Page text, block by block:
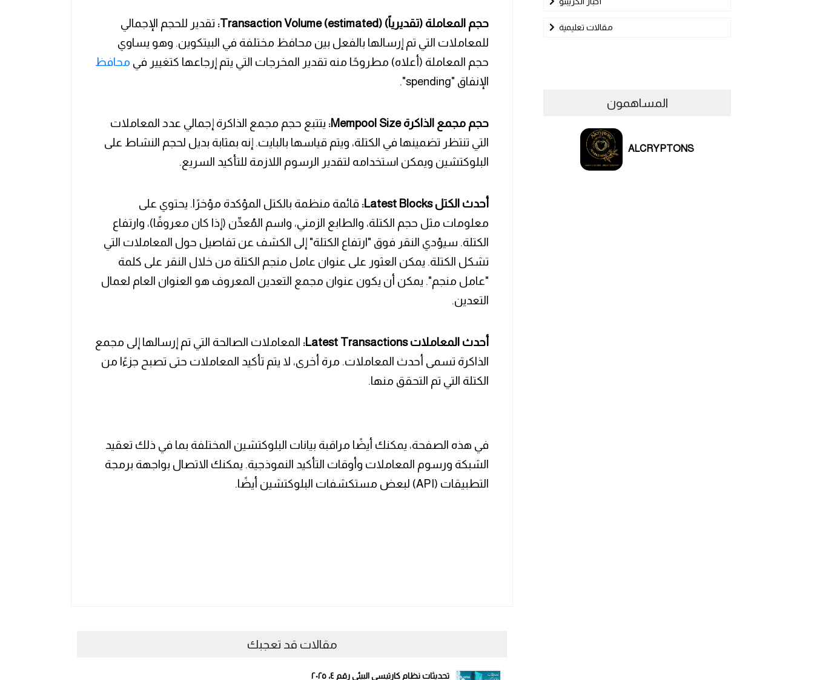
حجم المعاملة (تقديرياً) Transaction Volume (estimated):
تقدير للحجم الإجمالي
للمعاملات التي تم إرسالها بالفعل بين محافظ مختلفة في البيتكوين. وهو يساوي
حجم المعاملة (أعلاه) مطروحًا منه تقدير المخرجات التي يتم إرجاعها كتغيير في محافظ
الإنفاق "spending".
حجم مجمع الذاكرة Mempool Size:
يتتبع حجم مجمع الذاكرة إجمالي عدد المعاملات
التي تنتظر تضمينها في الكتلة، ويتم قياسها بالبايت. إنه بمثابة بديل لحجم النشاط على
البلوكتشين ويمكن استخدامه لتقدير الرسوم اللازمة للتأكيد السريع.
أحدث الكتل Latest Blocks:
قائمة منظمة بالكتل المؤكدة مؤخرًا. يحتوي على
معلومات مثل حجم الكتلة، والطابع الزمني، واسم المُعدِّن (إذا كان معروفًا)، وارتفاع
الكتلة. سيؤدي النقر فوق "ارتفاع الكتلة" إلى الكشف عن تفاصيل حول المعاملات التي
تشكل الكتلة. يمكن العثور على عنوان عامل منجم الكتلة من خلال النقر على كلمة
"عامل منجم". يمكن أن يكون عنوان مجمع التعدين المعروف هو العنوان العام لعمال
التعدين.
أحدث المعاملات Latest Transactions:
المعاملات الصالحة التي تم إرسالها إلى مجمع
الذاكرة تسمى أحدث المعاملات. مرة أخرى، لا يتم تأكيد المعاملات حتى تصبح جزءًا من
الكتلة التي تم التحقق منها.
في هذه الصفحة، يمكنك أيضًا مراقبة بيانات البلوكتشين المختلفة بما في ذلك تعقيد
الشبكة ورسوم المعاملات وأوقات التأكيد النموذجية. يمكنك الاتصال بواجهة برمجة
التطبيقات (API) لبعض مستكشفات البلوكتشين أيضًا.
مقالات قد تعجبك
تحديثات نظام كارتيسي البيئي رقم ٤، ٢٠٢٥
مقالات تعليمية
المساهمون
ALCRYPTONS